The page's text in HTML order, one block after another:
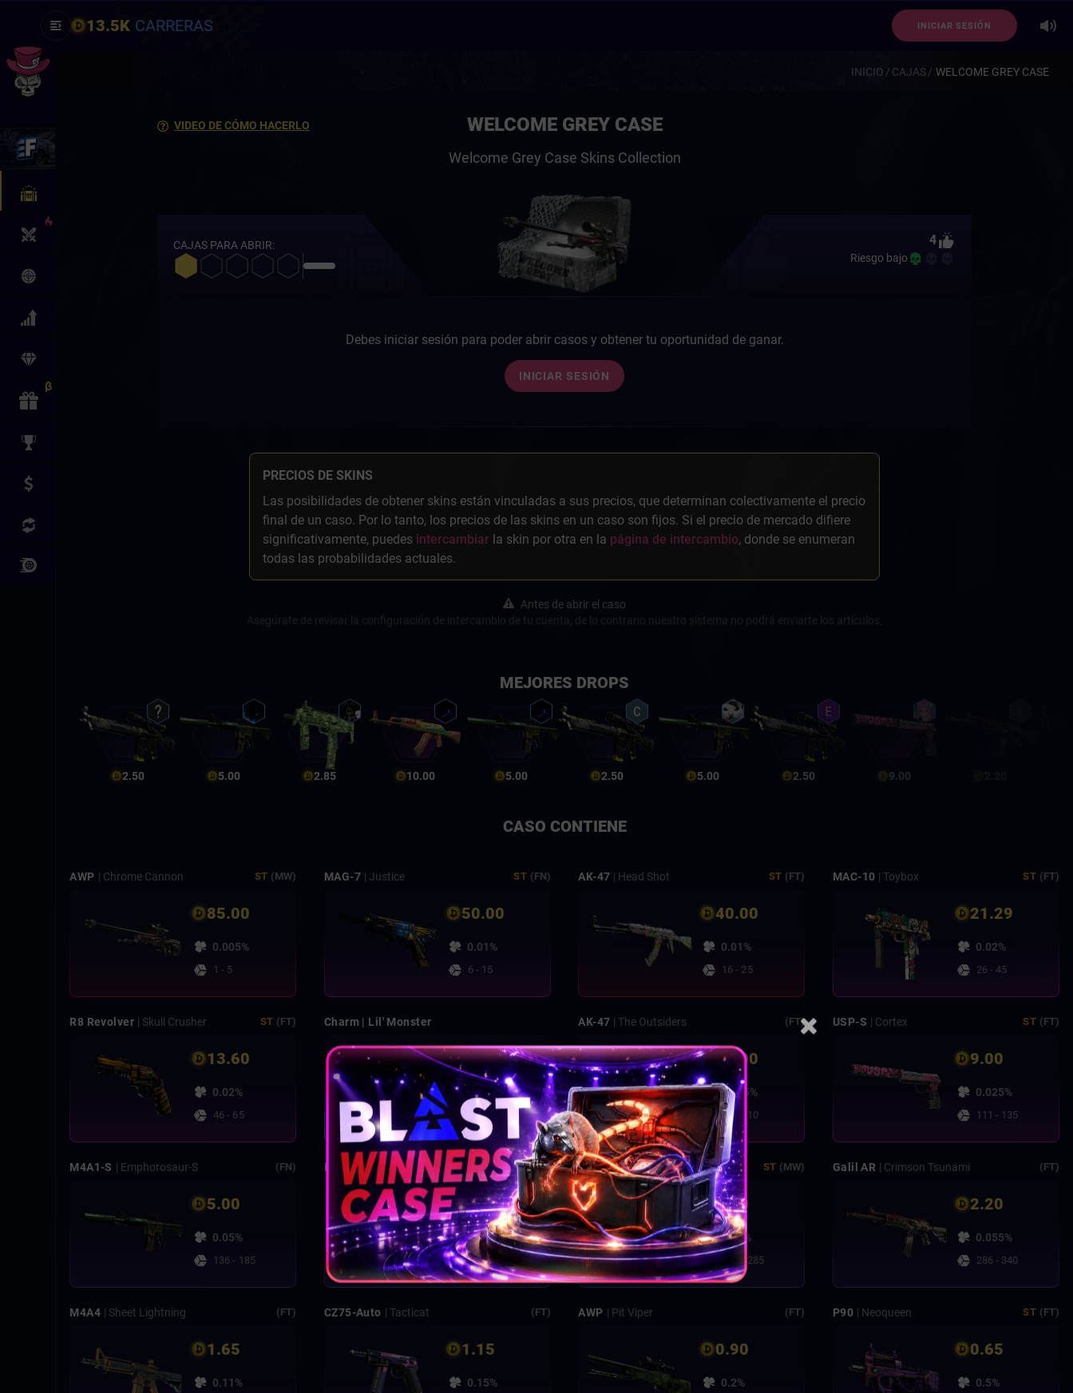
13.5K CARRERAS INICIAR SESIÓN
INICIO CAJAS WELCOME GREY CASE
VIDEO DE CÓMO HACERLO WELCOME GREY CASE
Welcome Grey Case Skins Collection
CAJAS PARA ABRIR: 4
Riesgo bajo
Debes iniciar sesión para poder abrir casos y obtener tu oportunidad de ganar.
INICIAR SESIÓN
PRECIOS DE SKINS
Las posibilidades de obtener skins están vinculadas a sus precios, que determinan colectivamente el precio
final de un caso. Por lo tanto, los precios de las skins en un caso son fijos. Si el precio de mercado difiere
significativamente, puedes intercambiar la skin por otra en la página de intercambio, donde se enumeran
todas las probabilidades actuales.
Antes de abrir el caso
Asegúrate de revisar la configuración de intercambio de tu cuenta, de lo contrario nuestro sistema no podrá enviarte los artículos.
MEJORES DROPS
2.50 5.00 2.85 10.00 5.00 2.50 5.00 2.50 9.00
CASO CONTIENE
AWP | Chrome Cannon ST (MW)
85.00
0.005%
1 - 5
MAG-7 | Justice ST (FN)
50.00
0.01%
6 - 15
AK-47 | Head Shot ST (FT)
40.00
0.01%
16 - 25
MAC-10 | Toybox ST (FT)
21.29
0.02%
26 - 45
R8 Revolver | Skull Crusher ST (FT)
13.60
0.02%
46 - 65
Charm | Lil' Monster
12.88
0.02%
66 - 85
AK-47 | The Outsiders (FT)
10.00
0.025%
86 - 110
USP-S | Cortex ST (FT)
9.00
0.025%
111 - 135
M4A1-S | Emphorosaur-S (FN)
5.00
0.05%
136 - 185
MP7 | Impire (FT)
2.85
0.05%
186 - 235
G3SG1 | Stinger ST (MW)
2.50
0.05%
236 - 285
Galil AR | Crimson Tsunami (FT)
2.20
0.055%
286 - 340
M4A4 | Sheet Lightning (FT)
1.65
0.11%
CZ75-Auto | Tacticat (FT)
1.15
0.15%
AWP | Pit Viper (FT)
0.90
0.2%
P90 | Neoqueen ST (FT)
0.65
0.5%